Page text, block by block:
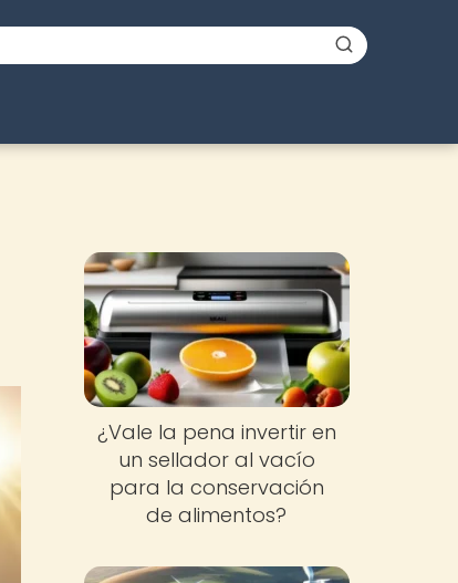
¿Vale la pena invertir en
un sellador al vacío
para la conservación
de alimentos?